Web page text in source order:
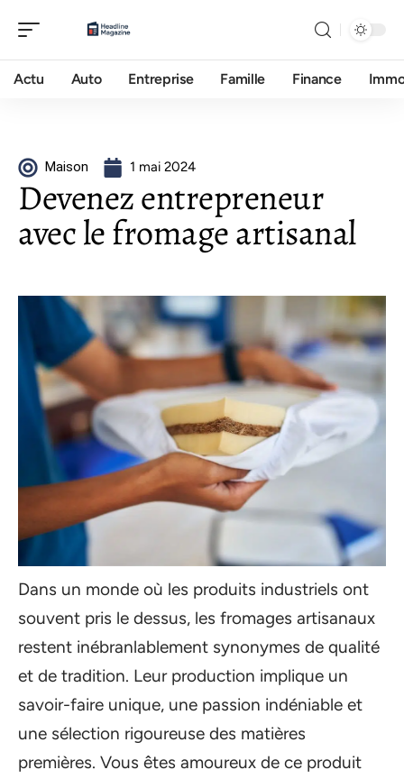
Actu Auto Entreprise Famille Finance
Maison 1 mai 2024
Devenez entrepreneur
avec le fromage artisanal
Dans un monde où les produits industriels ont
souvent pris le dessus, les fromages artisanaux
restent inébranlablement synonymes de qualité
et de tradition. Leur production implique un
savoir-faire unique, une passion indéniable et
une sélection rigoureuse des matières
premières. Vous êtes amoureux de ce produit